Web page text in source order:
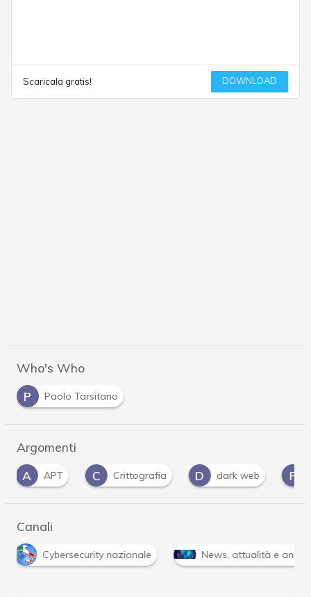
Scaricala gratis! DOWNLOAD
Who's Who
P
Paolo Tarsitano
Argomenti
C
Crittografia D dark web F fornitori
Canali
News, attualità e analisi Cyber sicurezza e privacy